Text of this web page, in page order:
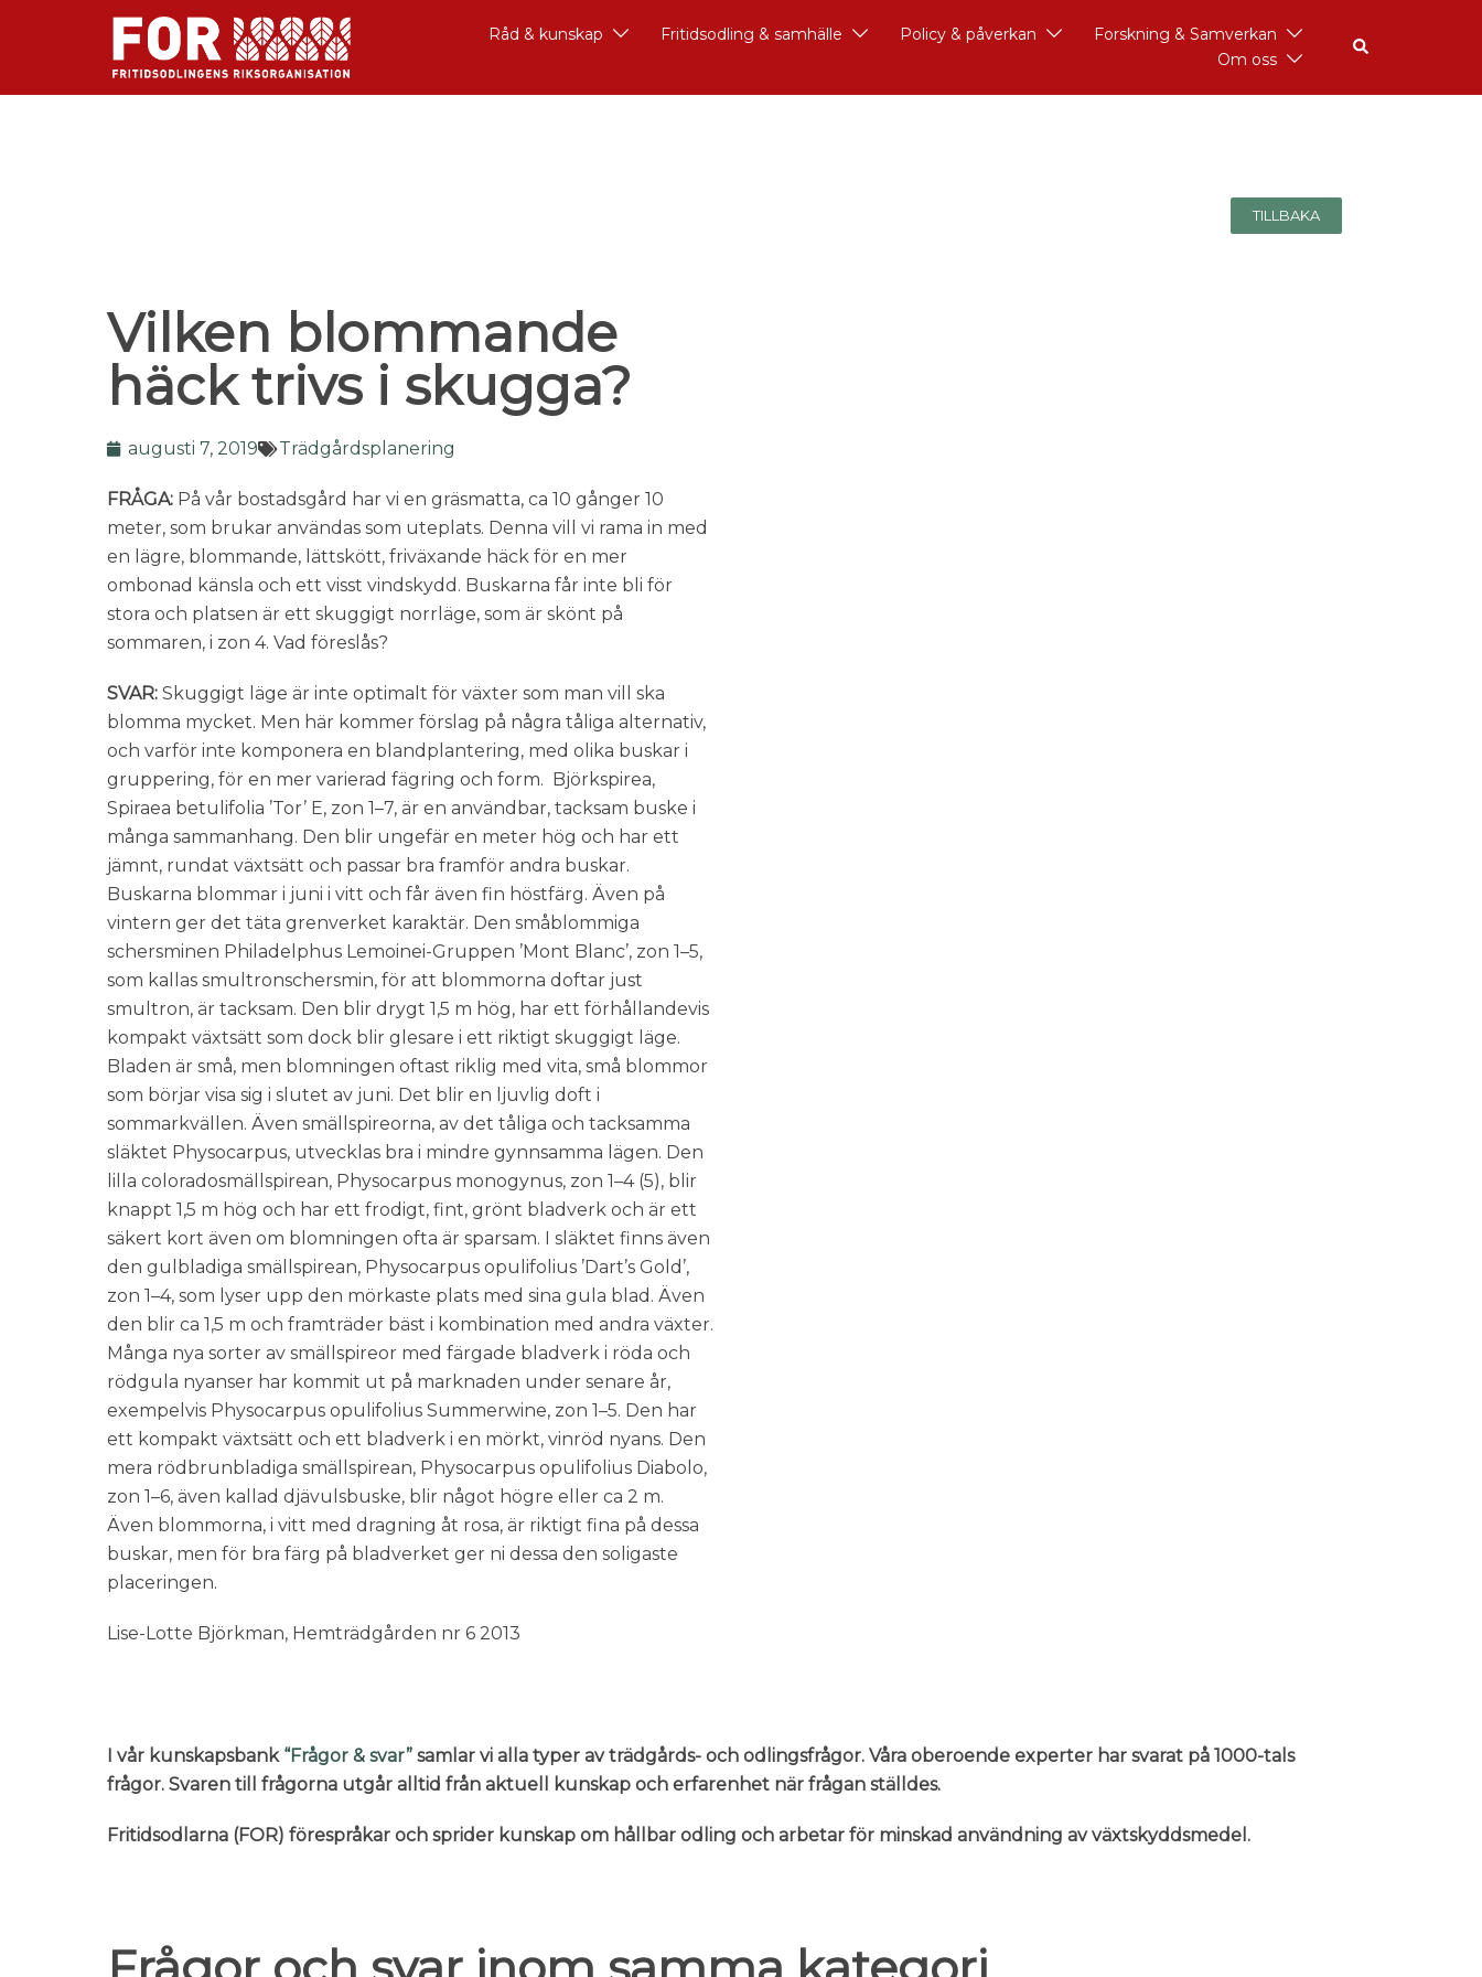
Råd & kunskap Fritidsodling & samhälle Policy & påverkan
Forskning & Samverkan
Om oss
TILLBAKA
Vilken blommande
häck trivs i skugga?
augusti 7, 2019 Trädgårdsplanering
FRÅGA: På vår bostadsgård har vi en gräsmatta, ca 10 gånger 10
meter, som brukar användas som uteplats. Denna vill vi rama in med
en lägre, blommande, lättskött, friväxande häck för en mer
ombonad känsla och ett visst vindskydd. Buskarna får inte bli för
stora och platsen är ett skuggigt norrläge, som är skönt på
sommaren, i zon 4. Vad föreslås?
SVAR: Skuggigt läge är inte optimalt för växter som man vill ska
blomma mycket. Men här kommer förslag på några tåliga alternativ,
och varför inte komponera en blandplantering, med olika buskar i
gruppering, för en mer varierad fägring och form. Björkspirea,
Spiraea betulifolia ’Tor’ E, zon 1–7, är en användbar, tacksam buske i
många sammanhang. Den blir ungefär en meter hög och har ett
jämnt, rundat växtsätt och passar bra framför andra buskar.
Buskarna blommar i juni i vitt och får även fin höstfärg. Även på
vintern ger det täta grenverket karaktär. Den småblommiga
schersminen Philadelphus Lemoinei-Gruppen ’Mont Blanc’, zon 1–5,
som kallas smultronschersmin, för att blommorna doftar just
smultron, är tacksam. Den blir drygt 1,5 m hög, har ett förhållandevis
kompakt växtsätt som dock blir glesare i ett riktigt skuggigt läge.
Bladen är små, men blomningen oftast riklig med vita, små blommor
som börjar visa sig i slutet av juni. Det blir en ljuvlig doft i
sommarkvällen. Även smällspireorna, av det tåliga och tacksamma
släktet Physocarpus, utvecklas bra i mindre gynnsamma lägen. Den
lilla coloradosmällspirean, Physocarpus monogynus, zon 1–4 (5), blir
knappt 1,5 m hög och har ett frodigt, fint, grönt bladverk och är ett
säkert kort även om blomningen ofta är sparsam. I släktet finns även
den gulbladiga smällspirean, Physocarpus opulifolius ’Dart’s Gold’,
zon 1–4, som lyser upp den mörkaste plats med sina gula blad. Även
den blir ca 1,5 m och framträder bäst i kombination med andra växter.
Många nya sorter av smällspireor med färgade bladverk i röda och
rödgula nyanser har kommit ut på marknaden under senare år,
exempelvis Physocarpus opulifolius Summerwine, zon 1–5. Den har
ett kompakt växtsätt och ett bladverk i en mörkt, vinröd nyans. Den
mera rödbrunbladiga smällspirean, Physocarpus opulifolius Diabolo,
zon 1–6, även kallad djävulsbuske, blir något högre eller ca 2 m.
Även blommorna, i vitt med dragning åt rosa, är riktigt fina på dessa
buskar, men för bra färg på bladverket ger ni dessa den soligaste
placeringen.
Lise-Lotte Björkman, Hemträdgården nr 6 2013
I vår kunskapsbank “Frågor & svar” samlar vi alla typer av trädgårds- och odlingsfrågor. Våra oberoende experter har svarat på 1000-tals
frågor. Svaren till frågorna utgår alltid från aktuell kunskap och erfarenhet när frågan ställdes.
Fritidsodlarna (FOR) förespråkar och sprider kunskap om hållbar odling och arbetar för minskad användning av växtskyddsmedel.